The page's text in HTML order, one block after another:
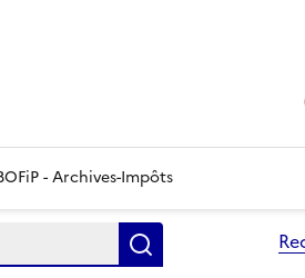
- Archives-Impôts